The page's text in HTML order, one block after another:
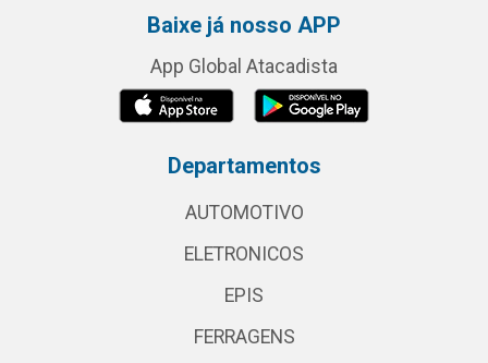
Baixe já nosso APP
App Global Atacadista
Departamentos
AUTOMOTIVO
ELETRONICOS
EPIS
FERRAGENS